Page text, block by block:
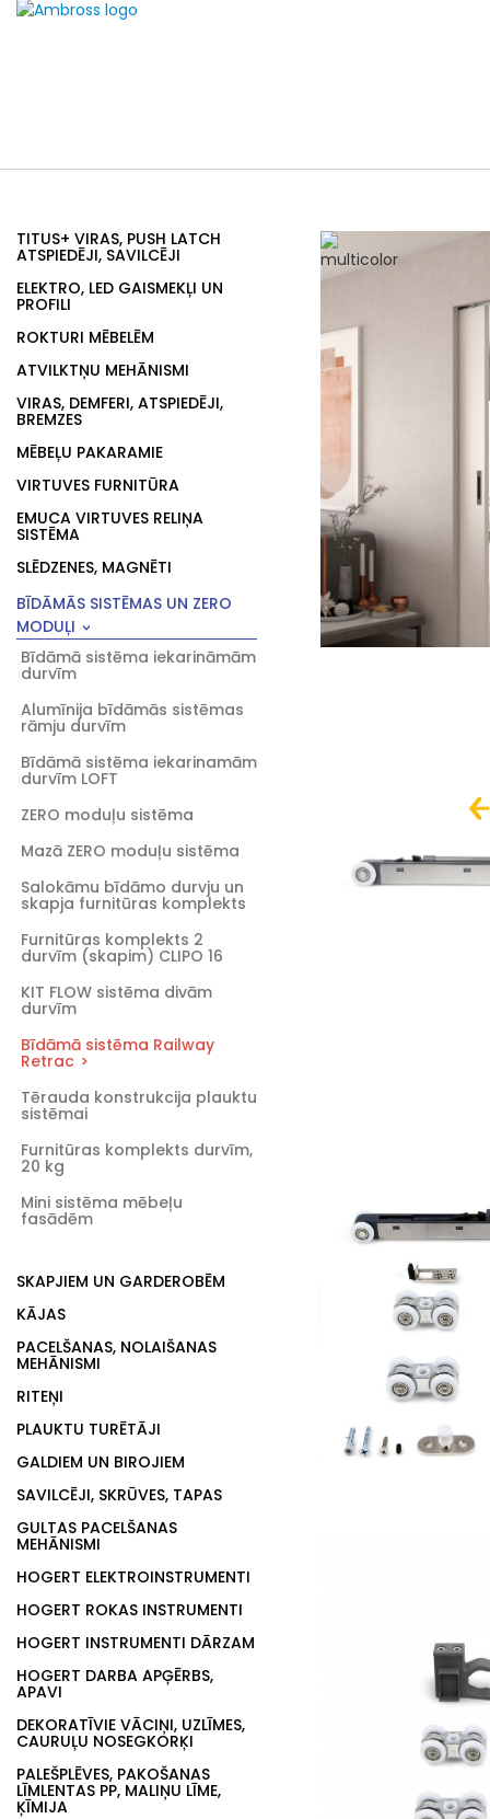
TITUS+ VIRAS, PUSH LATCH
ATSPIEDĒJI, SAVILCĒJI
ELEKTRO, LED GAISMEKĻI UN
PROFILI
ROKTURI MĒBELĒM
ATVILKTŅU MEHĀNISMI
VIRAS, DEMFERI, ATSPIEDĒJI,
BREMZES
MĒBEĻU PAKARAMIE
VIRTUVES FURNITŪRA
EMUCA VIRTUVES RELIŅA
SISTĒMA
SLĒDZENES, MAGNĒTI
BĪDĀMĀS SISTĒMAS UN ZERO
MODUĻI
Bīdāmā sistēma iekarināmām
durvīm
Alumīnija bīdāmās sistēmas
rāmju durvīm
Bīdāmā sistēma iekarinamām
durvīm LOFT
ZERO moduļu sistēma
Mazā ZERO moduļu sistēma
Salokāmu bīdāmo durvju un
skapja furnitūras komplekts
Furnitūras komplekts 2
durvīm (skapim) CLIPO 16
KIT FLOW sistēma divām
durvīm
Bīdāmā sistēma Railway
Retrac
Tērauda konstrukcija plauktu
sistēmai
Furnitūras komplekts durvīm,
20 kg
Mini sistēma mēbeļu
fasādēm
SKAPJIEM UN GARDEROBĒM
KĀJAS
PACELŠANAS, NOLAIŠANAS
MEHĀNISMI
RITEŅI
PLAUKTU TURĒTĀJI
GALDIEM UN BIROJIEM
SAVILCĒJI, SKRŪVES, TAPAS
GULTAS PACELŠANAS
MEHĀNISMI
HOGERT ELEKTROINSTRUMENTI
HOGERT ROKAS INSTRUMENTI
HOGERT INSTRUMENTI DĀRZAM
HOGERT DARBA APĢĒRBS,
APAVI
DEKORATĪVIE VĀCIŅI, UZLĪMES,
CAURUĻU NOSEGKORĶI
PALEŠPLĒVES, PAKOŠANAS
LĪMLENTAS PP, MALIŅU LĪME,
ĶĪMIJA